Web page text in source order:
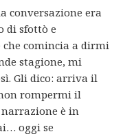
conversazione era
di sfottò e
che comincia a dirmi
stagione, mi
Gli dico: arriva il
rompermi il
è in
oggi se